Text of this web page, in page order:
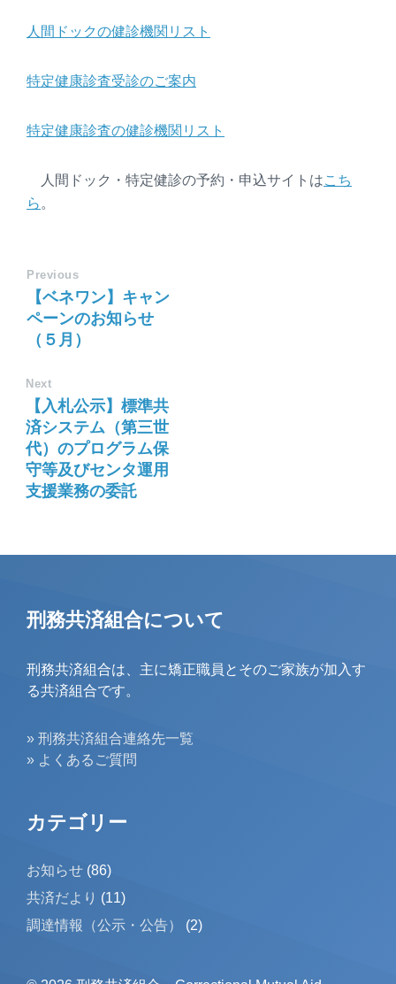
人間ドックの健診機関リスト
特定健康診査受診のご案内
特定健康診査の健診機関リスト
人間ドック・特定健診の予約・申込サイトはこち
ら 。
Previous
【ベネワン】キャン
ペーンのお知らせ
（５月）
Next
【入札公示】標準共
済システム（第三世
代）のプログラム保
守等及びセンタ運用
支援業務の委託
刑務共済組合について
刑務共済組合は、主に矯正職員とそのご家族が加入す
る共済組合です。
» 刑務共済組合連絡先一覧
» よくあるご質問
カテゴリー
お知らせ (86)
共済だより (11)
調達情報（公示・公告）
(2)